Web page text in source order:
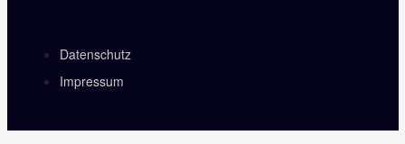
Datenschutz
Impressum